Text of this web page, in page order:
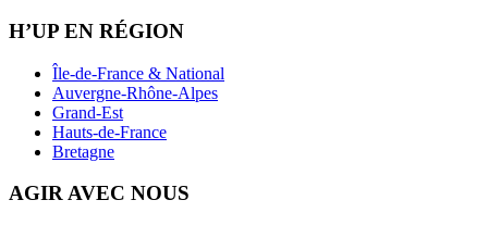
H’UP EN RÉGION
Île-de-France & National
Auvergne-Rhône-Alpes
Grand-Est
Hauts-de-France
Bretagne
AGIR AVEC NOUS